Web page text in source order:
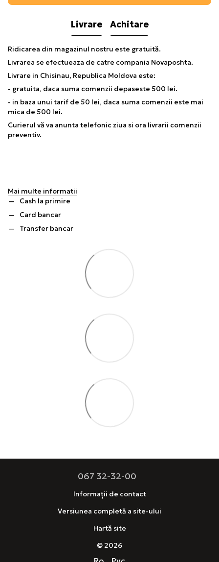
Livrare Achitare
Ridicarea din magazinul nostru este gratuită.
Livrarea se efectueaza de catre compania Novaposhta.
Livrare in Chisinau, Republica Moldova este:
- gratuita, daca suma comenzii depaseste 500 lei.
- in baza unui tarif de 50 lei, daca suma comenzii este mai
mica de 500 lei.
Curierul vă va anunta telefonic ziua si ora livrarii comenzii
preventiv.
Mai multe informatii
Cash la primire
Card bancar
Transfer bancar
067 32-32-00
Informații de contact
Versiunea completă a site-ului
Hartă site
© 2026